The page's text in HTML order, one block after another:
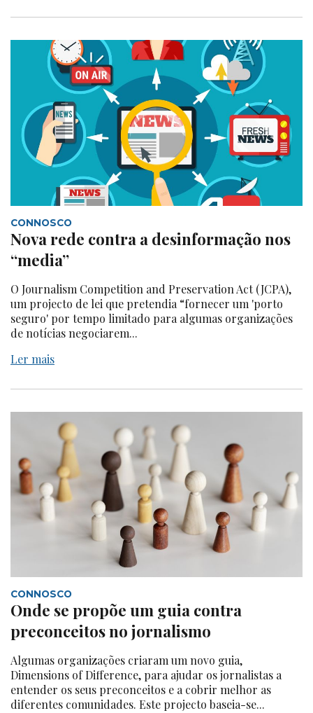
CONNOSCO
Nova rede contra a desinformação nos
“media”
O Journalism Competition and Preservation Act (JCPA),
um projecto de lei que pretendia “fornecer um 'porto
seguro' por tempo limitado para algumas organizações
de notícias negociarem...
Ler mais
CONNOSCO
Onde se propõe um guia contra
preconceitos no jornalismo
Algumas organizações criaram um novo guia,
Dimensions of Difference, para ajudar os jornalistas a
entender os seus preconceitos e a cobrir melhor as
diferentes comunidades. Este projecto baseia-se...